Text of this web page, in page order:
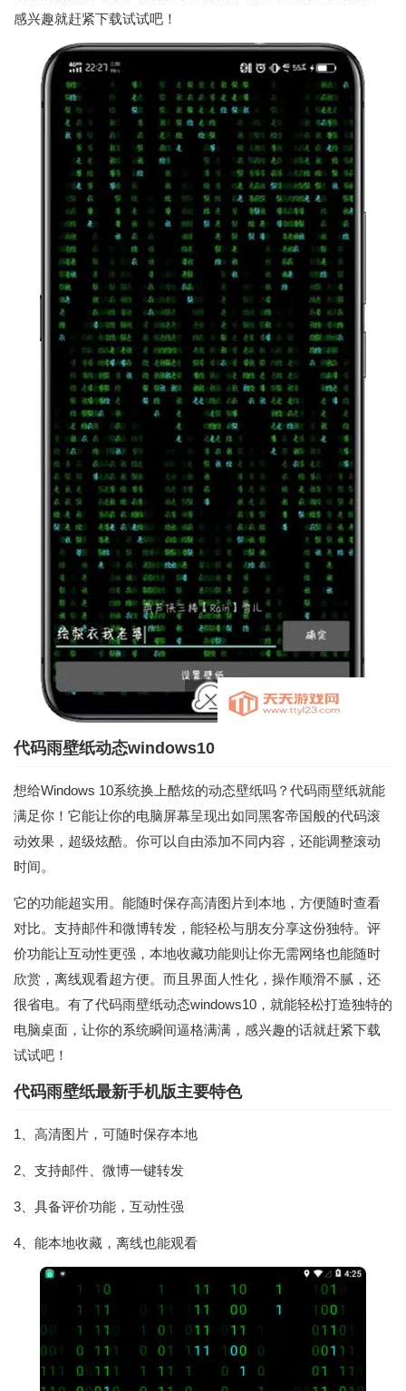
感兴趣就赶紧下载试试吧！
代码雨壁纸动态windows10
想给Windows 10系统换上酷炫的动态壁纸吗？代码雨壁纸就能
满足你！它能让你的电脑屏幕呈现出如同黑客帝国般的代码滚
动效果，超级炫酷。你可以自由添加不同内容，还能调整滚动
时间。
它的功能超实用。能随时保存高清图片到本地，方便随时查看
对比。支持邮件和微博转发，能轻松与朋友分享这份独特。评
价功能让互动性更强，本地收藏功能则让你无需网络也能随时
欣赏，离线观看超方便。而且界面人性化，操作顺滑不腻，还
很省电。有了代码雨壁纸动态windows10，就能轻松打造独特的
电脑桌面，让你的系统瞬间逼格满满，感兴趣的话就赶紧下载
试试吧！
代码雨壁纸最新手机版主要特色
1、高清图片，可随时保存本地
2、支持邮件、微博一键转发
3、具备评价功能，互动性强
4、能本地收藏，离线也能观看